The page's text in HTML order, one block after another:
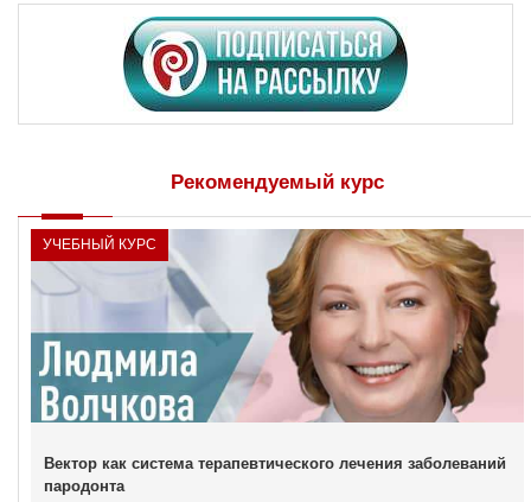
Рекомендуемый курс
УЧЕБНЫЙ КУРС
Вектор как система терапевтического лечения заболеваний
пародонта